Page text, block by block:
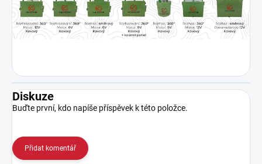
Diskuze
Buďte první, kdo napíše příspěvek k této položce.
Přidat komentář